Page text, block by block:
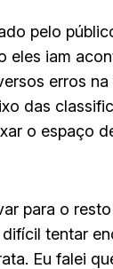
pelo
eles iam
erros
das
o espaço
para o
tentar
Eu falei